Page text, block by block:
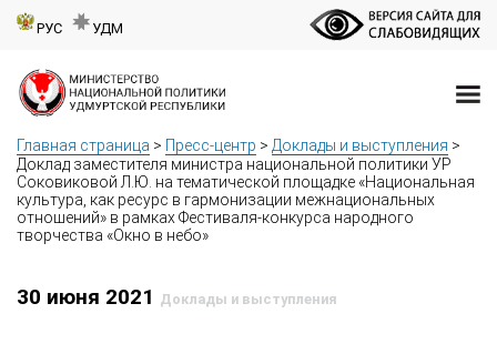
РУС УДМ
Главная страница > Пресс-центр > Доклады и выступления >
Доклад заместителя министра национальной политики УР
Соковиковой Л.Ю. на тематической площадке «Национальная
культура, как ресурс в гармонизации межнациональных
отношений» в рамках Фестиваля-конкурса народного
творчества «Окно в небо»
30 июня 2021 Доклады и выступления